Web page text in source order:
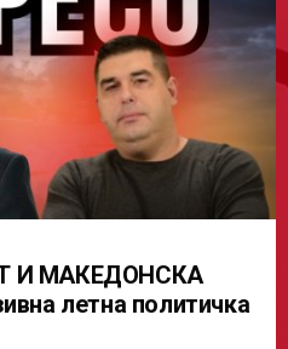
И МАКЕДОНСКА
летна политичка